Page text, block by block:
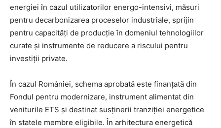
energiei în cazul utilizatorilor energo-intensivi, măsuri
pentru decarbonizarea proceselor industriale, sprijin
pentru capacități de producție în domeniul tehnologiilor
curate și instrumente de reducere a riscului pentru
investiții private.
În cazul României, schema aprobată este finanțată din
Fondul pentru modernizare, instrument alimentat din
veniturile ETS și destinat susținerii tranziției energetice
în statele membre eligibile. În arhitectura energetică